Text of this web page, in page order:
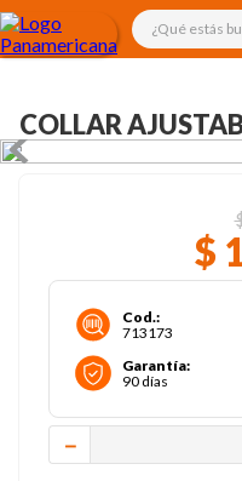
¿Qué estás
COLLAR
$
Cod.:
713173
Garantía:
90 días
－